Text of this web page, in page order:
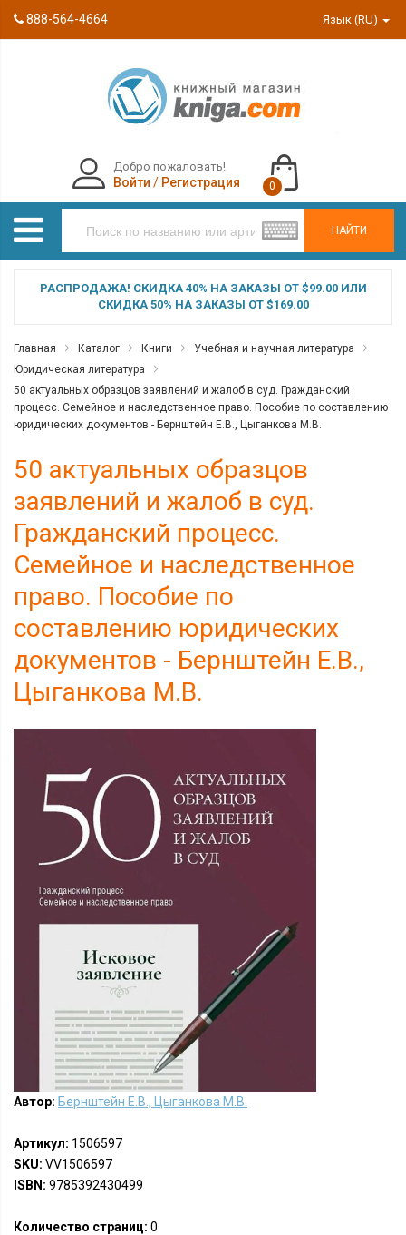
888-564-4664 Язык (RU)
НАЙТИ
Добро пожаловать!
Войти / Регистрация 0
РАСПРОДАЖА! СКИДКА 40% НА ЗАКАЗЫ ОТ $99.00 ИЛИ
СКИДКА 50% НА ЗАКАЗЫ ОТ $169.00
Главная Каталог Книги
Учебная и научная литература
Юридическая литература
50 актуальных образцов заявлений и жалоб в суд. Гражданский
процесс. Семейное и наследственное право. Пособие по составлению
юридических документов - Бернштейн Е.В., Цыганкова М.В.
50 актуальных образцов
заявлений и жалоб в суд.
Гражданский процесс.
Семейное и наследственное
право. Пособие по
составлению юридических
документов - Бернштейн Е.В.,
Цыганкова М.В.
Автор: Бернштейн Е.В., Цыганкова М.В.
Артикул: 1506597
SKU: VV1506597
ISBN: 9785392430499
Количество страниц: 0